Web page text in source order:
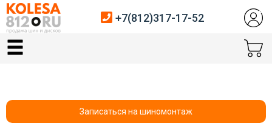
Главная
+7(812)317-17-52
Записаться на шиномонтаж